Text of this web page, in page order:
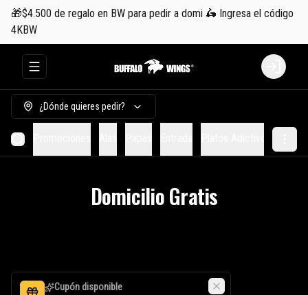
🎁$4.500 de regalo en BW para pedir a domi 🛵 Ingresa el código
4KBW
Abrir menu de navegación Login
¿Dónde quieres pedir?
Domicilio Gratis
Cupón disponible